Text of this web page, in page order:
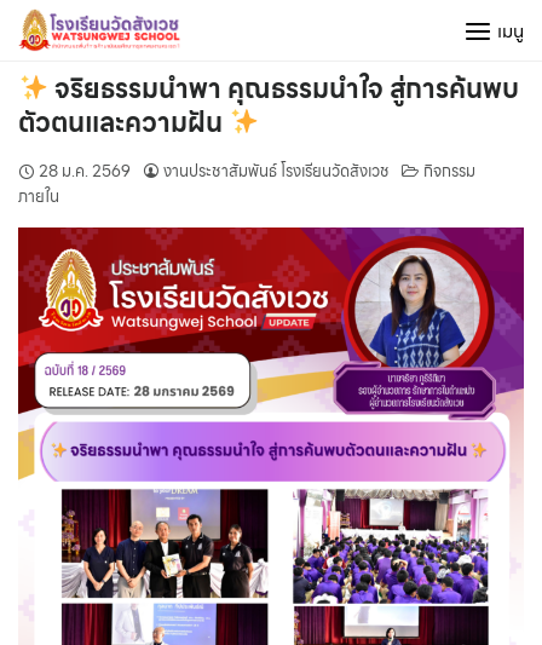
Skip
content
เมนู
จริยธรรมนำพา คุณธรรมนำใจ สู่การค้นพบ
ตัวตนและความฝัน
28 ม.ค. 2569 งานประชาสัมพันธ์ โรงเรียนวัดสังเวช
กิจกรรม
ภายใน